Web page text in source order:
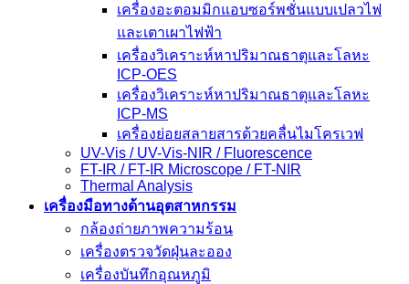
เครื่องอะตอมมิกแอบซอร์พชั่นแบบเปลวไฟ
และเตาเผาไฟฟ้า
เครื่องวิเคราะห์หาปริมาณธาตุและโลหะ
ICP-OES
เครื่องวิเคราะห์หาปริมาณธาตุและโลหะ
ICP-MS
เครื่องย่อยสลายสารด้วยคลื่นไมโครเวฟ
UV-Vis / UV-Vis-NIR / Fluorescence
FT-IR / FT-IR Microscope / FT-NIR
Thermal Analysis
เครื่องมือทางด้านอุตสาหกรรม
กล้องถ่ายภาพความร้อน
เครื่องตรวจวัดฝุ่นละออง
เครื่องบันทึกอุณหภูมิ